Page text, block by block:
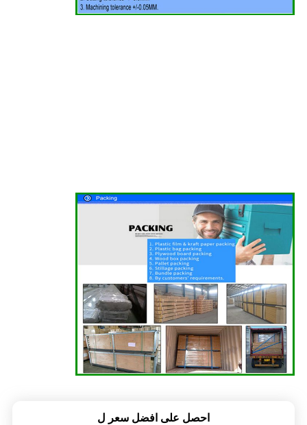
احصل على افضل سعر ل